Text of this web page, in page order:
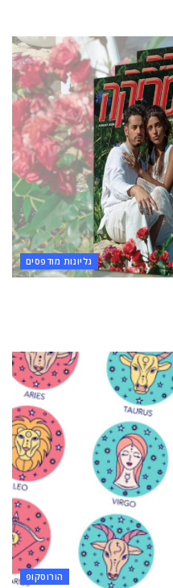
גליונות מודפסים
הורוסקופ